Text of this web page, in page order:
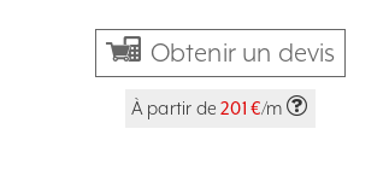
Obtenir un devis
À partir de201 €/m